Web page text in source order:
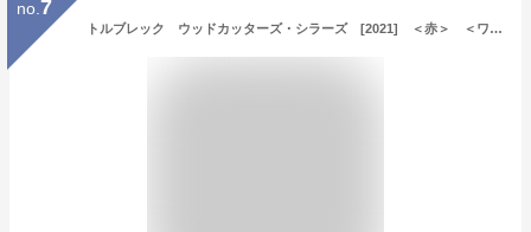
no. 7
トルブレック ウッドカッターズ・シラーズ [2021] ＜赤＞ ＜ワイン／オーストラリア